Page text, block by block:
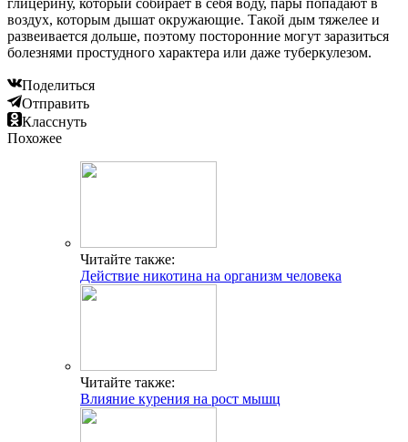
глицерину, который собирает в себя воду, пары попадают в
воздух, которым дышат окружающие. Такой дым тяжелее и
развеивается дольше, поэтому посторонние могут заразиться
болезнями простудного характера или даже туберкулезом.
Поделиться
Отправить
Класснуть
Похожее
Читайте также:
Действие никотина на организм человека
Читайте также:
Влияние курения на рост мышц